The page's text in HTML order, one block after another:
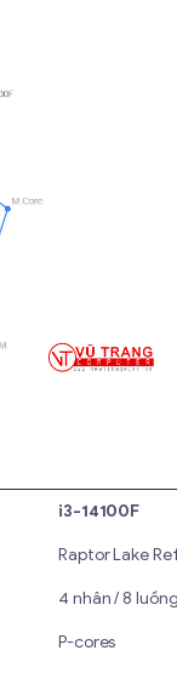
i3-14100F
Raptor Lake
4 nhân / 8
P-cores